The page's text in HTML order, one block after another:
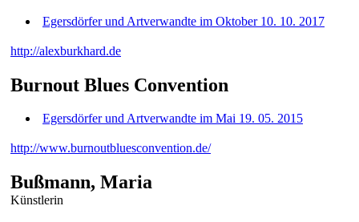
Egersdörfer und Artverwandte im Oktober 10. 10. 2017
http://alexburkhard.de
Burnout Blues Convention
Egersdörfer und Artverwandte im Mai 19. 05. 2015
http://www.burnoutbluesconvention.de/
Bußmann, Maria
Künstlerin